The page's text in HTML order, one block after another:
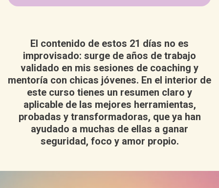
El contenido de estos 21 días no es
improvisado: surge de años de trabajo
validado en mis sesiones de coaching y
mentoría con chicas jóvenes. En el interior de
este curso tienes un resumen claro y
aplicable de las mejores herramientas,
probadas y transformadoras, que ya han
ayudado a muchas de ellas a ganar
seguridad, foco y amor propio.